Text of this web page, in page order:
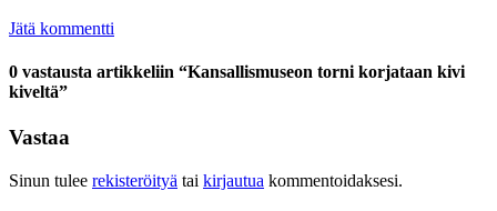
Jätä kommentti
0 vastausta artikkeliin “Kansallismuseon torni korjataan kivi
kiveltä”
Vastaa
Sinun tulee rekisteröityä tai kirjautua kommentoidaksesi.